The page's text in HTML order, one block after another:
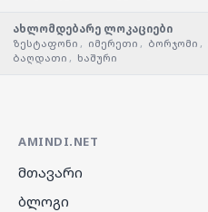
ახლომდებარე ლოკაციები
ზესტაფონი , იმერეთი , ბორჯომი ,
ბაღდათი , ხაშური
AMINDI.NET
მთავარი
ბლოგი